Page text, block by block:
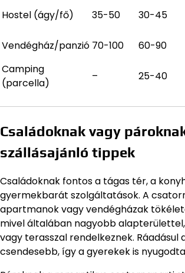
Hostel (ágy/fő)
35-50 30-45
Vendégház/panzió 70-100 60-90
Camping
(parcella)
– 25-40
Családoknak vagy
szállásajánló tippek
Családoknak fontos a tágas tér, a
gyermekbarát szolgáltatások. A
apartmanok vagy vendégházak
mivel általában nagyobb
vagy terasszal rendelkeznek. Ráadásul
csendesebb, így a gyerekek is